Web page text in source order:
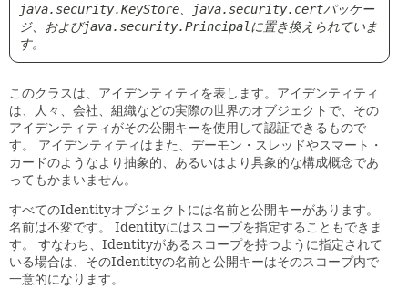
java.security.KeyStore
java.security.certパッケー
ジ、およびjava.security.Principalに置き換えられていま
す。
このクラスは、アイデンティティを表します。アイデンティティ
は、人々、会社、組織などの実際の世界のオブジェクトで、その
アイデンティティがその公開キーを使用して認証できるもので
す。
アイデンティティはまた、デーモン・スレッドやスマート・
カードのようなより抽象的、あるいはより具象的な構成概念であ
ってもかまいません。
すべてのIdentityオブジェクトには名前と公開キーがあります。
名前は不変です。
Identityにはスコープを指定することもできま
す。
すなわち、Identityがあるスコープを持つように指定されて
いる場合は、そのIdentityの名前と公開キーはそのスコープ内で
一意的になります。